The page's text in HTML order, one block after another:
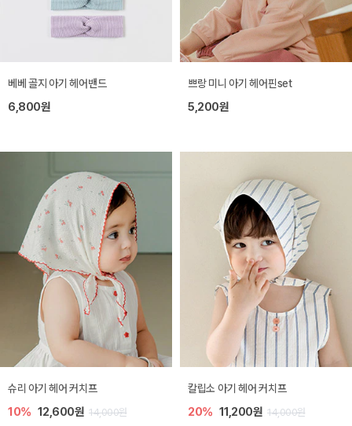
베베 골지 아기 헤어밴드
6,800원
쁘랑 미니 아기 헤어핀set
5,200원
슈리 아기 헤어 커치프
10% 12,600원 14,000원
칼립소 아기 헤어 커치프
20% 11,200원 14,000원